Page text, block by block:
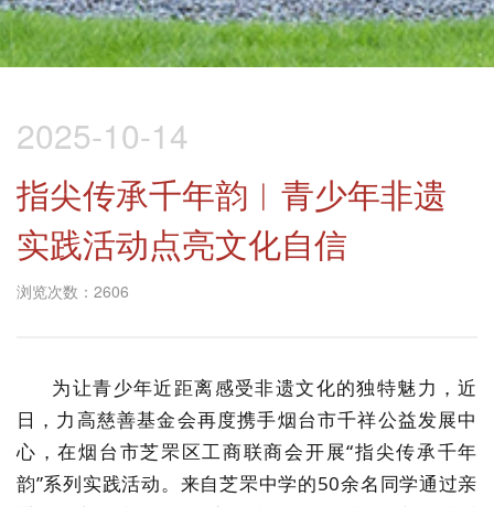
2025-10-14
指尖传承千年韵︱青少年非遗
实践活动点亮文化自信
浏览次数：2606
为让青少年近距离感受非遗文化的独特魅力，近
日，力高慈善基金会再度携手烟台市千祥公益发展中
心，在烟台市芝罘区工商联商会开展“指尖传承千年
韵”系列实践活动。来自芝罘中学的50余名同学通过亲